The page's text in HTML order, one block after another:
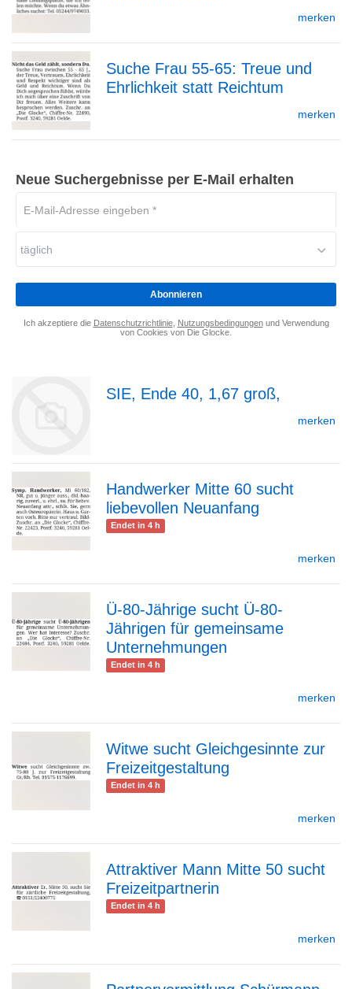
Detailseite
merken
zur
Suche Frau 55-65: Treue und
Ehrlichkeit statt Reichtum
merken
Neue Suchergebnisse per E-Mail erhalten
Adresse
*
täglich
Abonnieren
Ich akzeptiere die Datenschutzrichtlinie, Nutzungsbedingungenund Verwendung
von Cookies von Die Glocke.
zur
SIE, Ende 40, 1,67 groß,
merken
zur
Handwerker Mitte 60 sucht
liebevollen Neuanfang
Endet in 4 h
merken
zur
Ü-80-Jährige sucht Ü-80-
Jährigen für gemeinsame
Unternehmungen
Endet in 4 h
merken
zur
Witwe sucht Gleichgesinnte zur
Freizeitgestaltung
Endet in 4 h
merken
zur
Attraktiver Mann Mitte 50 sucht
Freizeitpartnerin
Endet in 4 h
merken